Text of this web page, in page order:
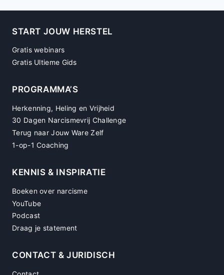
START JOUW HERSTEL
Gratis webinars
Gratis Ultieme Gids
PROGRAMMA’S
Herkenning, Heling en Vrijheid
30 Dagen Narcismevrij Challenge
Terug naar Jouw Ware Zelf
1-op-1 Coaching
KENNIS & INSPIRATIE
Boeken over narcisme
YouTube
Podcast
Draag je statement
CONTACT & JURIDISCH